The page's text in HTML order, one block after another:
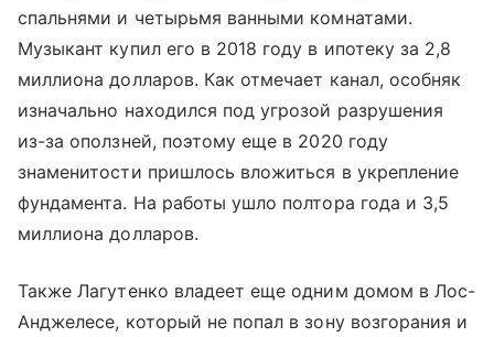
спальнями и четырьмя ванными комнатами.
Музыкант купил его в 2018 году в ипотеку за 2,8
миллиона долларов. Как отмечает канал, особняк
изначально находился под угрозой разрушения
из-за оползней, поэтому еще в 2020 году
знаменитости пришлось вложиться в укрепление
фундамента. На работы ушло полтора года и 3,5
миллиона долларов.
Также Лагутенко владеет еще одним домом в Лос-
Анджелесе, который не попал в зону возгорания и